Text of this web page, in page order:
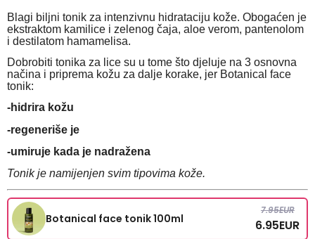
Blagi biljni tonik za intenzivnu hidrataciju kože. Obogaćen je
ekstraktom kamilice i zelenog čaja, aloe verom, pantenolom
i destilatom hamamelisa.
Dobrobiti tonika za lice su u tome što djeluje na 3 osnovna
načina i priprema kožu za dalje korake, jer Botanical face
tonik:
-hidrira kožu
-regeneriše je
-umiruje kada je nadražena
Tonik je namijenjen svim tipovima kože.
Botanical face tonik 100ml
7.95EUR
6.95EUR